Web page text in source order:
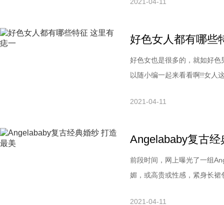
时候，他们也会把外形作为
好色女人都有哪些
好色女也是很多的，就如好
以随小编一起来看看啊!!女人
系。2、下唇有痣藏匿于心会
2021-04-11
Angelababy复古
前段时间，网上曝光了一组
媚，或高贵或性感，紧身长
2021-04-11